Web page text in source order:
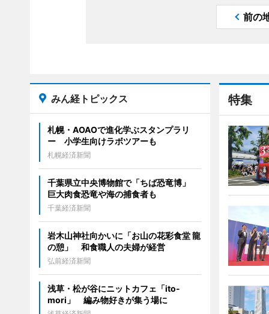
前の
特集
みん経トピックス
札幌・AOAOで進化学ぶスタンプラリ
ー 小学生向けラボツアーも
札幌経済新聞
千葉県立中央博物館で「ちば恐竜博」
巨大肉食恐竜や海の捕食者も
千葉経済新聞
岩木山神社向かいに「お山の花彩食堂 龍
の憩」 和食職人の夫婦が経営
弘前経済新聞
浅草・松が谷にニットカフェ「ito-
mori」 編み物好きが集う場に